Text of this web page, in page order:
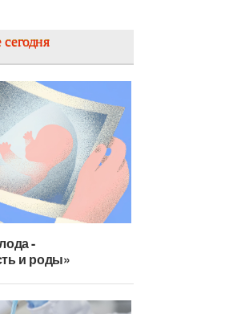
-
и роды»